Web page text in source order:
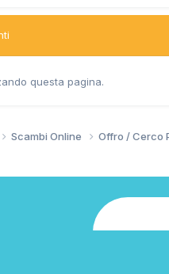
questa pagina.
Scambi Online Offro / Cerco